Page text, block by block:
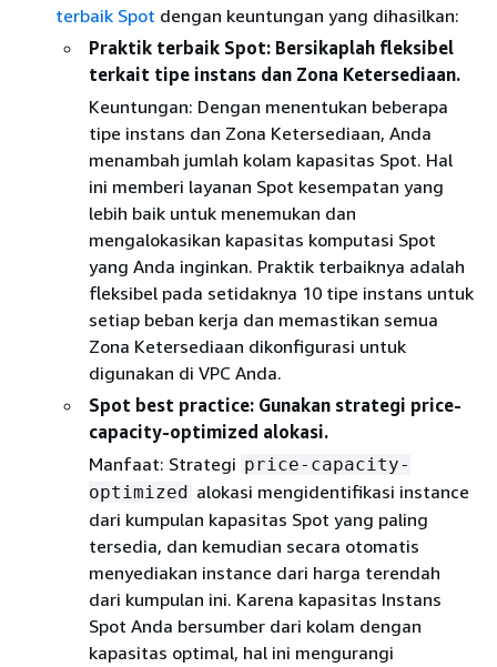
terbaik Spot dengan keuntungan yang dihasilkan:
Praktik terbaik Spot: Bersikaplah fleksibel
terkait tipe instans dan Zona Ketersediaan.
Keuntungan: Dengan menentukan beberapa
tipe instans dan Zona Ketersediaan, Anda
menambah jumlah kolam kapasitas Spot. Hal
ini memberi layanan Spot kesempatan yang
lebih baik untuk menemukan dan
mengalokasikan kapasitas komputasi Spot
yang Anda inginkan. Praktik terbaiknya adalah
fleksibel pada setidaknya 10 tipe instans untuk
setiap beban kerja dan memastikan semua
Zona Ketersediaan dikonfigurasi untuk
digunakan di VPC Anda.
Spot best practice: Gunakan strategi price-
capacity-optimized alokasi.
Manfaat: Strategi price-capacity-
optimized alokasi mengidentifikasi instance
dari kumpulan kapasitas Spot yang paling
tersedia, dan kemudian secara otomatis
menyediakan instance dari harga terendah
dari kumpulan ini. Karena kapasitas Instans
Spot Anda bersumber dari kolam dengan
kapasitas optimal, hal ini mengurangi